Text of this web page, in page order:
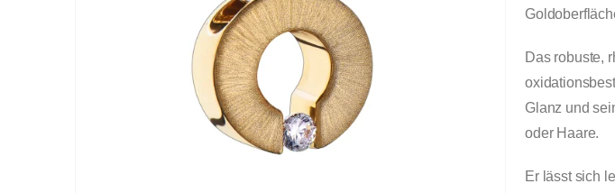
Das robuste,
Glanz und
oder Haare.
Er lässt sich